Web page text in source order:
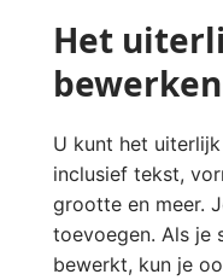
Het
bewerken
U kunt het
inclusief tekst,
grootte en meer.
toevoegen. Als je
bewerkt, kun je